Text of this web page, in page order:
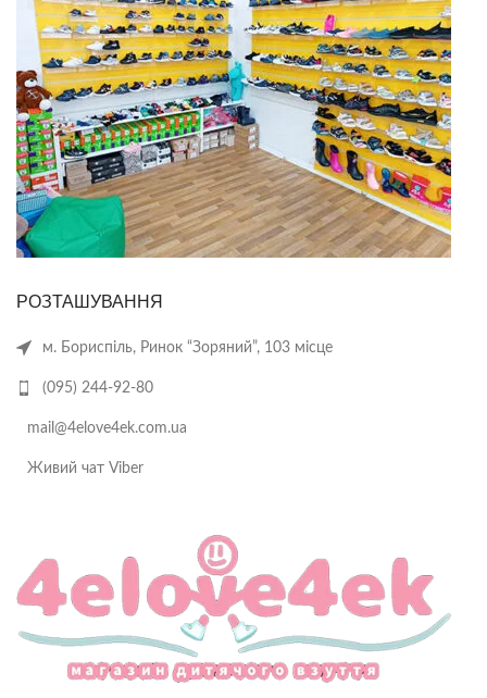
РОЗТАШУВАННЯ
м. Бориспіль, Ринок “Зоряний”, 103 місце
(095) 244-92-80
mail@4elove4ek.com.ua
Живий чат Viber